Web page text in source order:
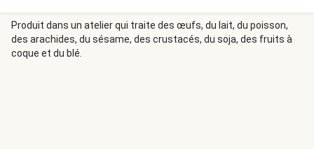
Produit dans un atelier qui traite des œufs, du lait, du poisson,
des arachides, du sésame, des crustacés, du soja, des fruits à
coque et du blé.